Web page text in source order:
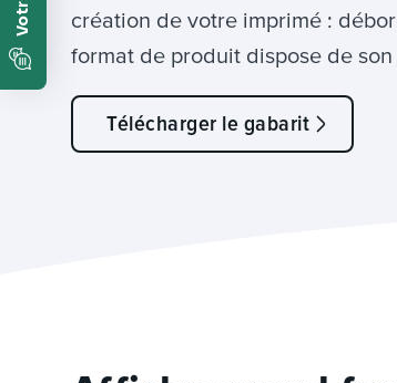
création de votre imprimé :
format de produit dispose de
Télécharger le gabarit